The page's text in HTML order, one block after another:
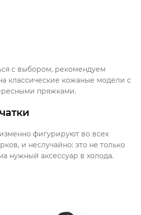
с выбором, рекомендуем
классические кожаные модели с
пряжками.
фигурируют во всех
и неслучайно: это не только
нужный аксессуар в холода.